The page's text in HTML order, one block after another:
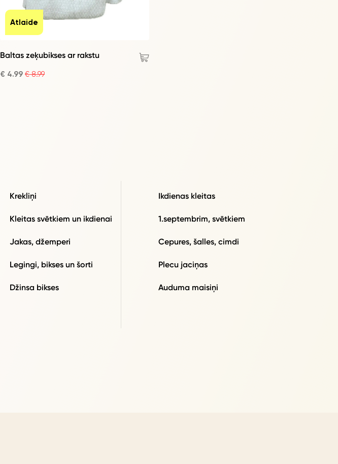
Atlaide
Baltas zeķubikses ar rakstu
€ 4.99 € 8.99
Krekliņi Ikdienas kleitas
Kleitas svētkiem un ikdienai 1.septembrim, svētkiem
Jakas, džemperi Cepures, šalles, cimdi
Legingi, bikses un šorti Plecu jaciņas
Džinsa bikses Auduma maisiņi